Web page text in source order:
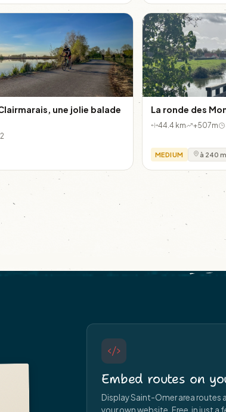
une jolie balade
La ronde des
44.4 km +507m
MEDIUM à 240 m
Embed routes on
Display Saint-Omer area routes